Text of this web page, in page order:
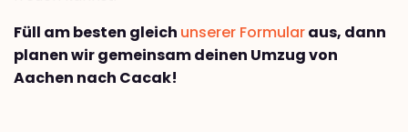
Füll am besten gleich unserer Formularaus, dann
planen wir gemeinsam deinen Umzug von
Aachen nach Cacak!